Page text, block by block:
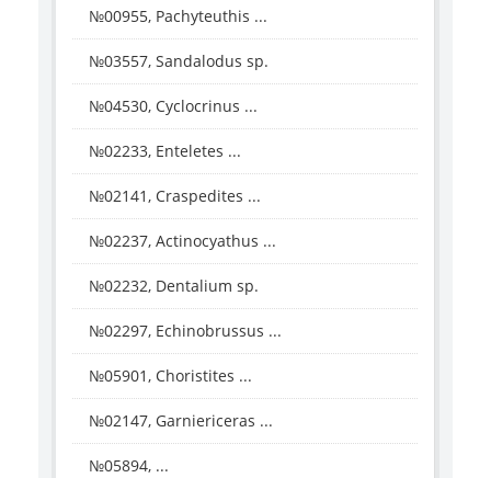
№00955, Pachyteuthis ...
№03557, Sandalodus sp.
№04530, Cyclocrinus ...
№02233, Enteletes ...
№02141, Craspedites ...
№02237, Actinocyathus ...
№02232, Dentalium sp.
№02297, Echinobrussus ...
№05901, Choristites ...
№02147, Garniericeras ...
№05894, ...